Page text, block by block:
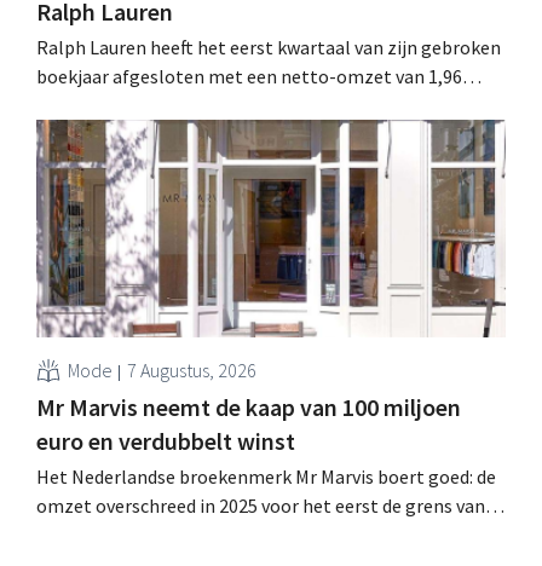
Ralph Lauren
Ralph Lauren heeft het eerst kwartaal van zijn gebroken
boekjaar afgesloten met een netto-omzet van 1,96
is dan een jaar eerder. Na die beter dan verwachte start
verhoogt het bedrijf ook zijn vooruitzichten voor het
volledige boekjaar.
Mode 7 Augustus, 2026
Mr Marvis neemt de kaap van 100 miljoen
euro en verdubbelt winst
Het Nederlandse broekenmerk Mr Marvis boert goed: de
omzet overschreed in 2025 voor het eerst de grens van